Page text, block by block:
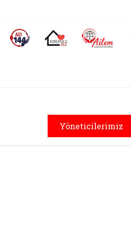
183 (yeni sekmede açılır)
Alo 144 (yeni sekmede açılır)
Koruyucu Aile (yeni
Yöneticilerimiz